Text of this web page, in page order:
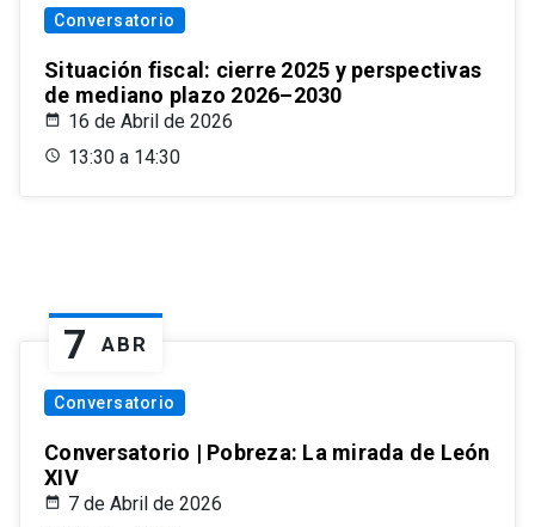
Conversatorio
Situación fiscal: cierre 2025 y perspectivas
de mediano plazo 2026–2030
16 de Abril de 2026
13:30 a 14:30
7 ABR
Conversatorio
Conversatorio | Pobreza: La mirada de León
XIV
7 de Abril de 2026